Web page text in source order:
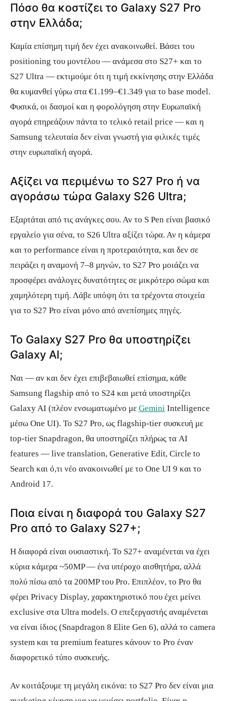
Πόσο θα κοστίζει το Galaxy S27 Pro
στην Ελλάδα;
Καμία επίσημη τιμή δεν έχει ανακοινωθεί. Βάσει του
positioning του μοντέλου — ανάμεσα στο S27+ και το
S27 Ultra — εκτιμούμε ότι η τιμή εκκίνησης στην Ελλάδα
θα κυμανθεί γύρω στα €1.199–€1.349 για το base model.
Φυσικά, οι δασμοί και η φορολόγηση στην Ευρωπαϊκή
αγορά επηρεάζουν πάντα το τελικό retail price — και η
Samsung τελευταία δεν είναι γνωστή για φιλικές τιμές
στην ευρωπαϊκή αγορά.
Αξίζει να περιμένω το S27 Pro ή να
αγοράσω τώρα Galaxy S26 Ultra;
Εξαρτάται από τις ανάγκες σου. Αν το S Pen είναι βασικό
εργαλείο για σένα, το S26 Ultra αξίζει τώρα. Αν η κάμερα
και το performance είναι η προτεραιότητα, και δεν σε
πειράζει η αναμονή 7–8 μηνών, το S27 Pro μοιάζει να
προσφέρει ανάλογες δυνατότητες σε μικρότερο σώμα και
χαμηλότερη τιμή. Λάβε υπόψη ότι τα τρέχοντα στοιχεία
για το S27 Pro είναι μόνο από ανεπίσημες πηγές.
Το Galaxy S27 Pro θα υποστηρίζει
Galaxy AI;
Ναι — αν και δεν έχει επιβεβαιωθεί επίσημα, κάθε
Samsung flagship από το S24 και μετά υποστηρίζει
Galaxy AI (πλέον ενσωματωμένο με Gemini Intelligence
μέσω One UI). Το S27 Pro, ως flagship-tier συσκευή με
top-tier Snapdragon, θα υποστηρίζει πλήρως τα AI
features — live translation, Generative Edit, Circle to
Search και ό,τι νέο ανακοινωθεί με το One UI 9 και το
Android 17.
Ποια είναι η διαφορά του Galaxy S27
Pro από το Galaxy S27+;
Η διαφορά είναι ουσιαστική. Το S27+ αναμένεται να έχει
κύρια κάμερα ~50MP — ένα υπέροχο αισθητήρα, αλλά
πολύ πίσω από τα 200MP του Pro. Επιπλέον, το Pro θα
φέρει Privacy Display, χαρακτηριστικό που έχει μείνει
exclusive στα Ultra models. Ο επεξεργαστής αναμένεται
να είναι ίδιος (Snapdragon 8 Elite Gen 6), αλλά το camera
system και τα premium features κάνουν το Pro έναν
διαφορετικό τύπο συσκευής.
Αν κοιτάξουμε τη μεγάλη εικόνα: το S27 Pro δεν είναι μια